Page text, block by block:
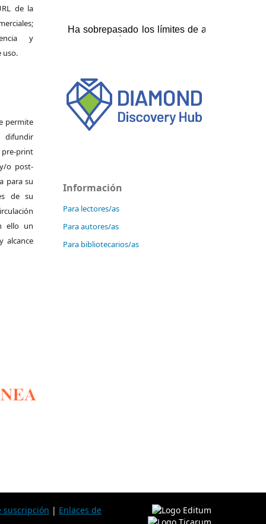
de la
y
uso.
permite
print
o post-
para su
de su
ello un
alcance
Información
Para lectores/as
Para autores/as
Para bibliotecarios/as
suscripción | Enlaces de